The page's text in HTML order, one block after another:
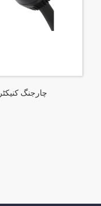
32A SEA J1772 ٹائپ 1 AC EV چارجنگ کنیکٹر